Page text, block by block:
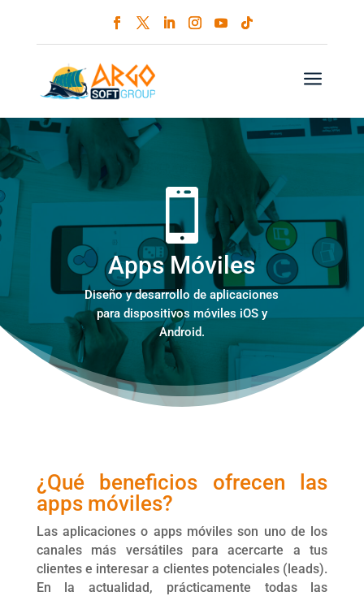
a
Apps Móviles
Diseño y desarrollo de aplicaciones
para dispositivos móviles iOS y
Android.
¿Qué beneficios ofrecen las
apps móviles?
Las aplicaciones o apps móviles son uno de los
canales más versátiles para acercarte a tus
clientes e interesar a clientes potenciales (leads).
En la actualidad, prácticamente todas las